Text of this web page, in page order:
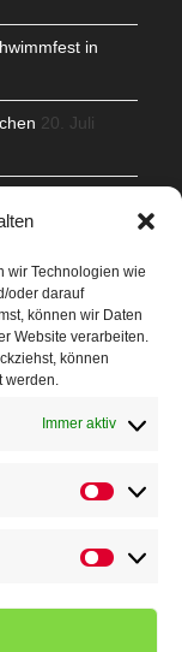
wir Technologien wie
oder darauf
können wir Daten
Website verarbeiten.
können
werden.
Immer aktiv
in
20. Juli